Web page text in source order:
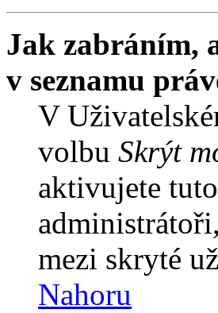
Jak zabráním,
v seznamu
V
volbu Skrýt
aktivujete
mezi skryté
Nahoru